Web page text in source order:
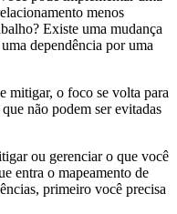
menos
Existe uma mudança
dependência por uma
mitigar, o foco se volta para
não podem ser evitadas
ou gerenciar o que você
entra o mapeamento de
primeiro você precisa